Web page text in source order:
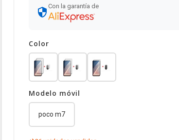
Con la garantía de
Color
Modelo móvil
poco m7